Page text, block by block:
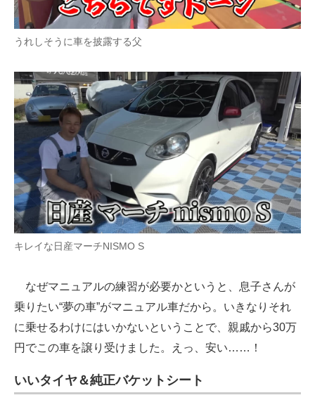
うれしそうに車を披露する父
キレイな日産マーチNISMO S
なぜマニュアルの練習が必要かというと、息子さんが
乗りたい“夢の車”がマニュアル車だから。いきなりそれ
に乗せるわけにはいかないということで、親戚から30万
円でこの車を譲り受けました。えっ、安い……！
いいタイヤ＆純正バケットシート